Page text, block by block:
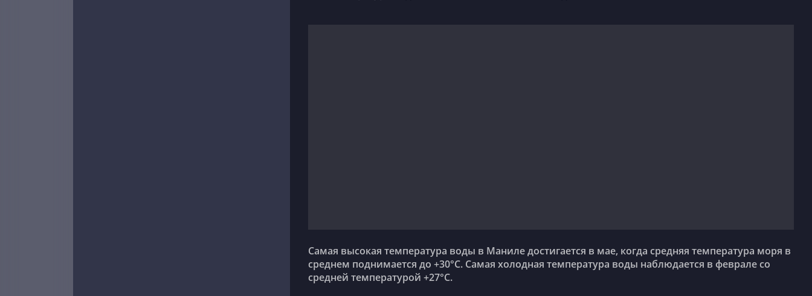
Самая высокая температура воды в Маниле достигается в мае, когда средняя температура моря в
среднем поднимается до +30°C. Самая холодная температура воды наблюдается в феврале со
средней температурой +27°C.